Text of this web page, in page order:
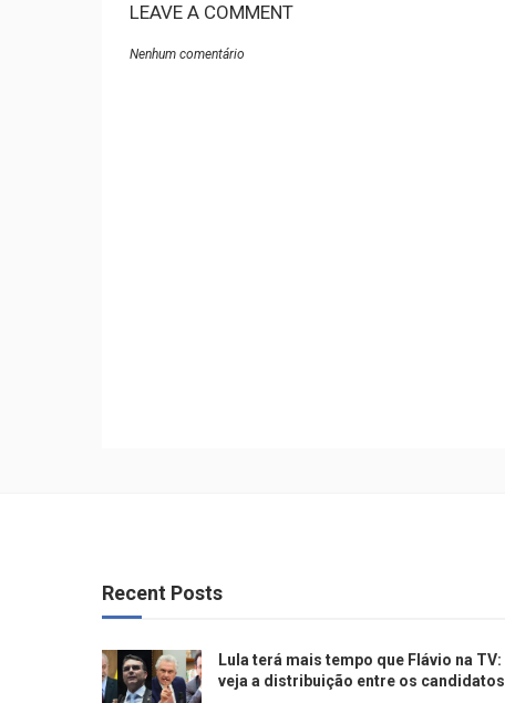
LEAVE A COMMENT
Nenhum comentário
Recent Posts
Lula terá mais tempo que Flávio na TV:
veja a distribuição entre os candidatos